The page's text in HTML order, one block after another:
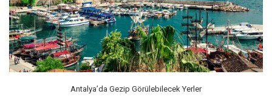
Antalya’da Gezip Görülebilecek Yerler